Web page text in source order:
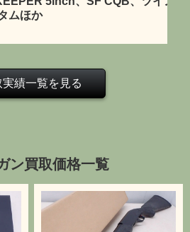
実績一覧を見る
ン買取価格一覧